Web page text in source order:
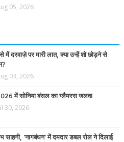
05, 2026
दरवाज़े पर मारी लात, क्या उन्हें शो छोड़ने से
03, 2026
में सोनिया बंसल का ग्लैमरस जलवा
30, 2026
साहनी, 'नागबंधन' में दमदार डबल रोल ने दिलाई